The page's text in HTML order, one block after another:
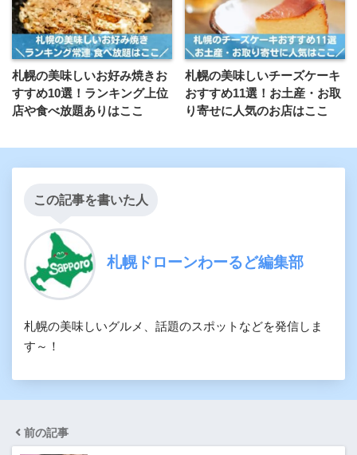
札幌の美味しいお好み焼きお
すすめ10選！ランキング上位
店や食べ放題ありはここ
札幌の美味しいチーズケーキ
おすすめ11選！お土産・お取
り寄せに人気のお店はここ
この記事を書いた人
札幌ドローンわーるど編集部
札幌の美味しいグルメ、話題のスポットなどを発信しま
す～！
前の記事